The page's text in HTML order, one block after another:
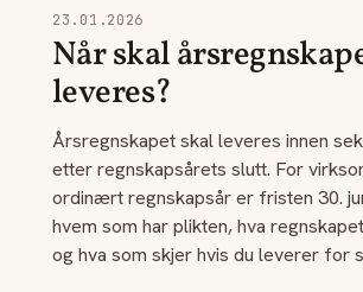
23.01.2026
Når skal
leveres?
Årsregnskapet skal leveres innen
etter regnskapsårets slutt. For
ordinært regnskapsår er fristen 30.
hvem som har plikten, hva
og hva som skjer hvis du leverer for